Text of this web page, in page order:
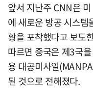
앞서 지난주 CNN은
에 새로운 방공 시스템
황을 포착했다고 보도
따르면 중국은 제3국
용 대공미사일
된 것으로 전해졌다.